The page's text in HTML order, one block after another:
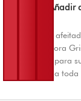
Añadir
Obtenga una
con la Afeitadora
alta precisión para
diario. Envíos a